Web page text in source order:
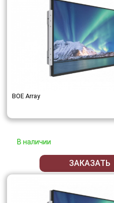
BOE Array
В наличии
ЗАКАЗАТЬ